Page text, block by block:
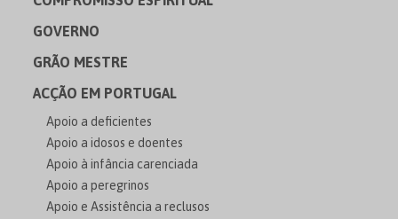
GOVERNO
GRÃO MESTRE
ACÇÃO EM PORTUGAL
Apoio a deficientes
Apoio a idosos e doentes
Apoio à infância carenciada
Apoio a peregrinos
Apoio e Assistência a reclusos